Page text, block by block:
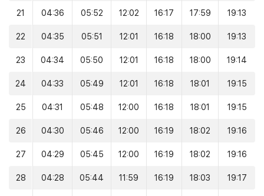
21 04:36 05:52 12:02 16:17 17:59 19:13
22 04:35 05:51 12:01 16:18 18:00 19:13
23 04:34 05:50 12:01 16:18 18:00 19:14
24 04:33 05:49 12:01 16:18 18:01 19:15
25 04:31 05:48 12:00 16:18 18:01 19:15
26 04:30 05:46 12:00 16:19 18:02 19:16
27 04:29 05:45 12:00 16:19 18:02 19:16
28 04:28 05:44 11:59 16:19 18:03 19:17